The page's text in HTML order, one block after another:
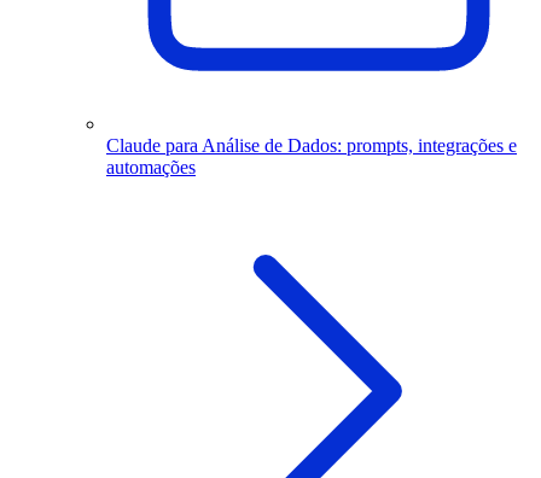
Claude para Análise de Dados: prompts, integrações e
automações